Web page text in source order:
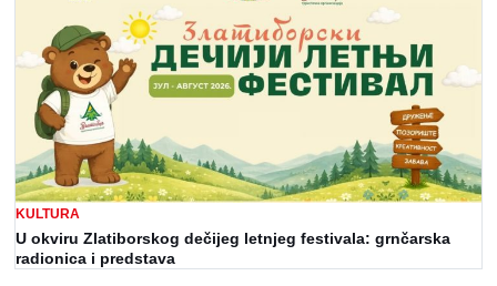
KULTURA
U okviru Zlatiborskog dečijeg letnjeg festivala: grnčarska
radionica i predstava